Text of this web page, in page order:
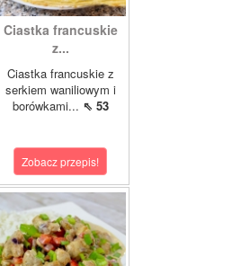
Ciastka francuskie
z...
Ciastka francuskie z
serkiem waniliowym i
borówkami... ⇖ 53
Zobacz przepis!